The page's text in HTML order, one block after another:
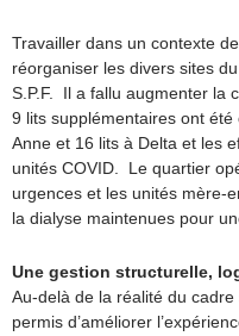
Travailler dans un contexte
réorganiser les divers sites
S.P.F. Il a fallu augmenter la
9 lits supplémentaires ont été
Anne et 16 lits à Delta et les
unités COVID. Le quartier
urgences et les unités mère-
la dialyse maintenues pour
Une gestion structurelle,
Au-delà de la réalité du
permis d’améliorer